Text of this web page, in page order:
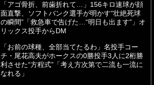
「アゴ骨折、前歯折れて…」156キロ速球が顔
面直撃、ソフトバンク選手が明かす“壮絶死球
の瞬間”「救急車で告げた…“明日も出ます”」オ
リックス投手からDM
「お前の球種、全部当てたるわ」名投手コー
チ・尾花高夫がホークスの0勝投手3人に2桁勝
利させた“方程式”「考え方次第で二流も一流に
なれる」